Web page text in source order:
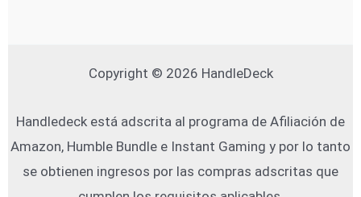
Copyright © 2026 HandleDeck
Handledeck está adscrita al programa de Afiliación de
Amazon, Humble Bundle e Instant Gaming y por lo tanto
se obtienen ingresos por las compras adscritas que